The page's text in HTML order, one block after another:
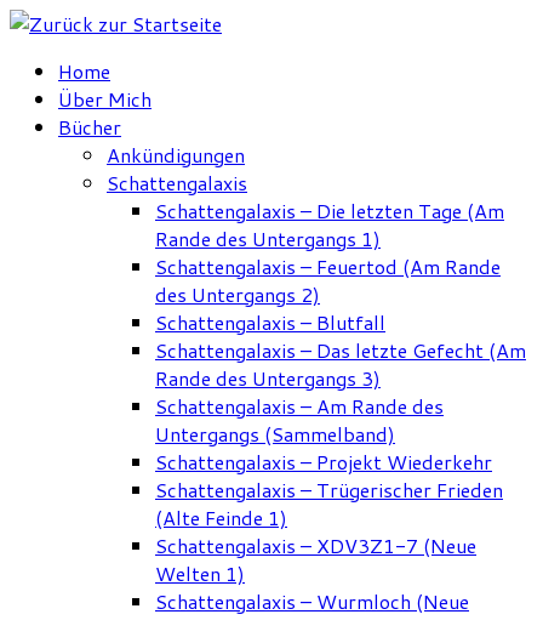
Zum
springenHome
Über Mich
Bücher
Ankündigungen
Schattengalaxis
Schattengalaxis – Die letzten Tage (Am
Rande des Untergangs 1)
Schattengalaxis – Feuertod (Am Rande
des Untergangs 2)
Schattengalaxis – Blutfall
Schattengalaxis – Das letzte Gefecht (Am
Rande des Untergangs 3)
Schattengalaxis – Am Rande des
Untergangs (Sammelband)
Schattengalaxis – Projekt Wiederkehr
Schattengalaxis – Trügerischer Frieden
(Alte Feinde 1)
Schattengalaxis – XDV3Z1-7 (Neue
Welten 1)
Schattengalaxis – Wurmloch (Neue